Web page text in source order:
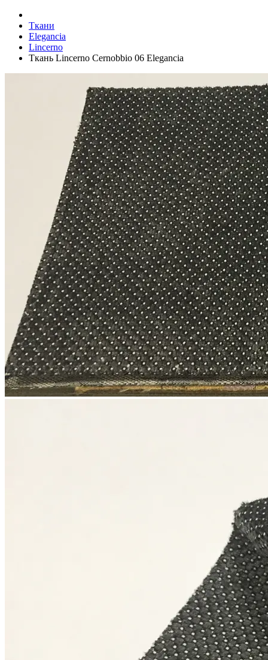
Ткани
Elegancia
Lincerno
Ткань Lincerno Cernobbio 06 Elegancia